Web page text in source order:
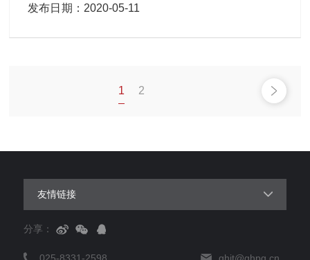
发布日期 ： 2020-05-11
1 2
友情链接
分享：
025-8331-2598 ghjt@ghpg.cn